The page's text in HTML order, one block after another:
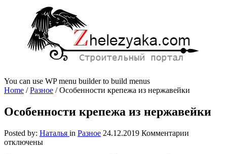
You can use WP menu builder to build menus
Home /Разное /Особенности крепежа из нержавейки
Особенности крепежа из нержавейки
Posted by: Наталья in Разное 24.12.2019 Комментарии
отключены